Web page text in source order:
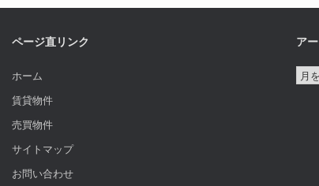
ページ直リンク
ホーム
賃貸物件
売買物件
サイトマップ
お問い合わせ
ア
ア